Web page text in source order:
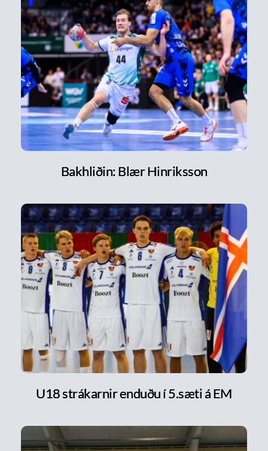
Bakhliðin: Blær Hinriksson
U18 strákarnir enduðu í 5.sæti á EM